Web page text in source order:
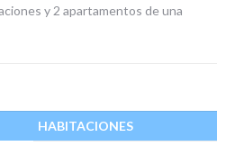
y 2 apartamentos de una
HABITACIONES